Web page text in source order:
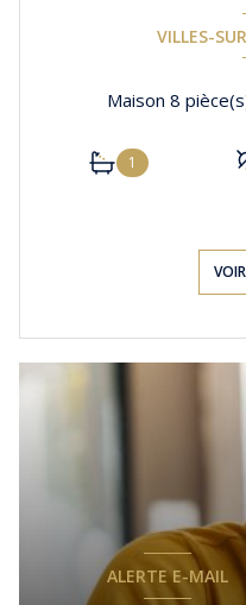
VILLES-
1
ALERTE E-MAIL